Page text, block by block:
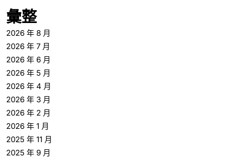
彙整
2026 年 8 月
2026 年 7 月
2026 年 6 月
2026 年 5 月
2026 年 4 月
2026 年 3 月
2026 年 2 月
2026 年 1 月
2025 年 11 月
2025 年 9 月